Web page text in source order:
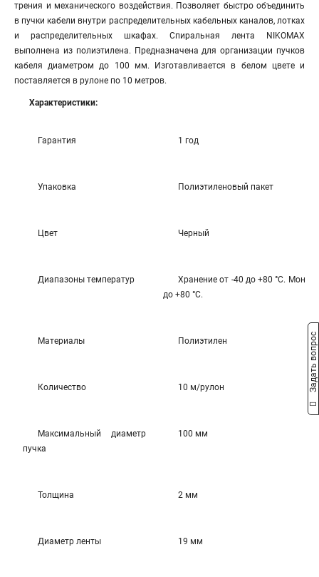
трения и механического воздействия. Позволяет быстро объединить
в пучки кабели внутри распределительных кабельных каналов, лотках
и распределительных шкафах. Спиральная лента NIKOMAX
выполнена из полиэтилена. Предназначена для организации пучков
кабеля диаметром до 100 мм. Изготавливается в белом цвете и
поставляется в рулоне по 10 метров.
Характеристики:
Гарантия 1 год
Упаковка Полиэтиленовый пакет
Цвет Черный
Диапазоны температур
Хранение от -40 до +80 °С.
до +80 °С.
Материалы Полиэтилен
Количество 10 м/рулон
Максимальный диаметр
пучка
100 мм
Толщина 2 мм
Диаметр ленты 19 мм
Задать вопрос